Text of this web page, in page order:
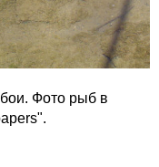
Фото рыб в